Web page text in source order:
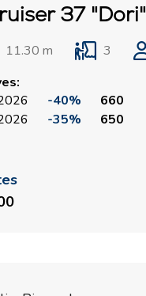
37 "Dori"
11.30 m 3
-40%
660
-35% 650